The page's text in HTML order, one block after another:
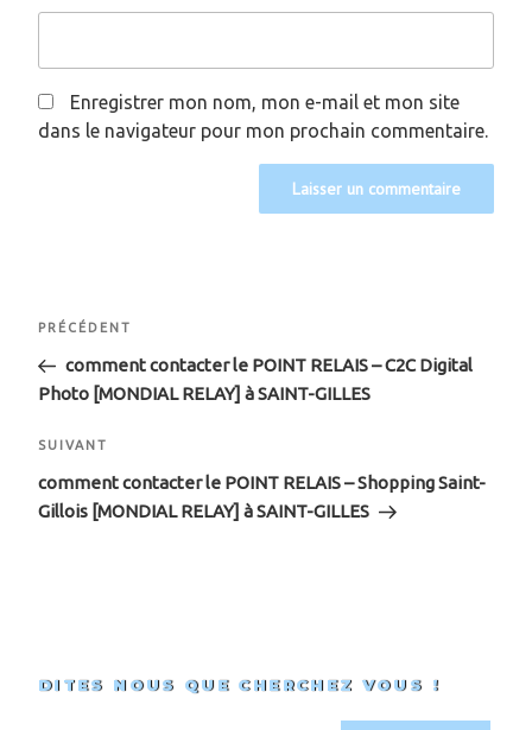
Enregistrer mon nom, mon e-mail et mon site
dans le navigateur pour mon prochain commentaire.
Navigation
de
l’article
Article
précédent
PRÉCÉDENT
comment contacter le POINT RELAIS – C2C Digital
Photo [MONDIAL RELAY] à SAINT-GILLES
Article
suivant
SUIVANT
comment contacter le POINT RELAIS – Shopping Saint-
Gillois [MONDIAL RELAY] à SAINT-GILLES
DITES NOUS QUE CHERCHEZ VOUS !